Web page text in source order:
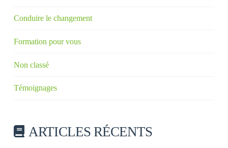
Conduire le changement
Formation pour vous
Non classé
Témoignages
ARTICLES RÉCENTS